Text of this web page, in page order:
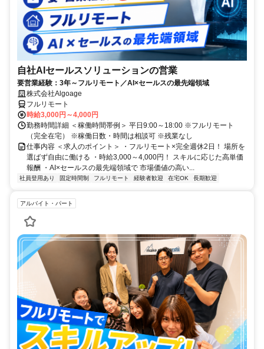
自社AIセールスソリューションの営業
要営業経験：3年～フルリモート／AI×セールスの最先端領域
株式会社Algoage
フルリモート
時給3,000円～4,000円
勤務時間詳細 ＜稼働時間帯例＞ 平日9:00～18:00 ※フルリモート
（完全在宅） ※稼働日数・時間は相談可 ※残業なし
仕事内容 ＜求人のポイント＞ ・フルリモート×完全週休2日！ 場所を
選ばず自由に働ける ・時給3,000～4,000円！ スキルに応じた高単価
報酬 ・AI×セールスの最先端領域で 市場価値の高い...
社員登用あり 固定時間制 フルリモート 経験者歓迎 在宅OK 長期歓迎
アルバイト・パート